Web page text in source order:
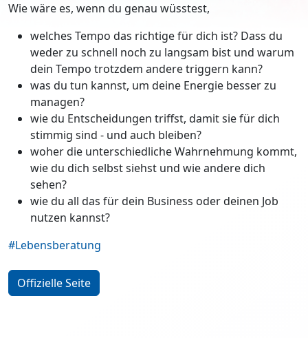
Wie wäre es, wenn du genau wüsstest,
welches Tempo das richtige für dich ist? Dass du
weder zu schnell noch zu langsam bist und warum
dein Tempo trotzdem andere triggern kann?
was du tun kannst, um deine Energie besser zu
managen?
wie du Entscheidungen triffst, damit sie für dich
stimmig sind - und auch bleiben?
woher die unterschiedliche Wahrnehmung kommt,
wie du dich selbst siehst und wie andere dich
sehen?
wie du all das für dein Business oder deinen Job
nutzen kannst?
#Lebensberatung
Offizielle Seite